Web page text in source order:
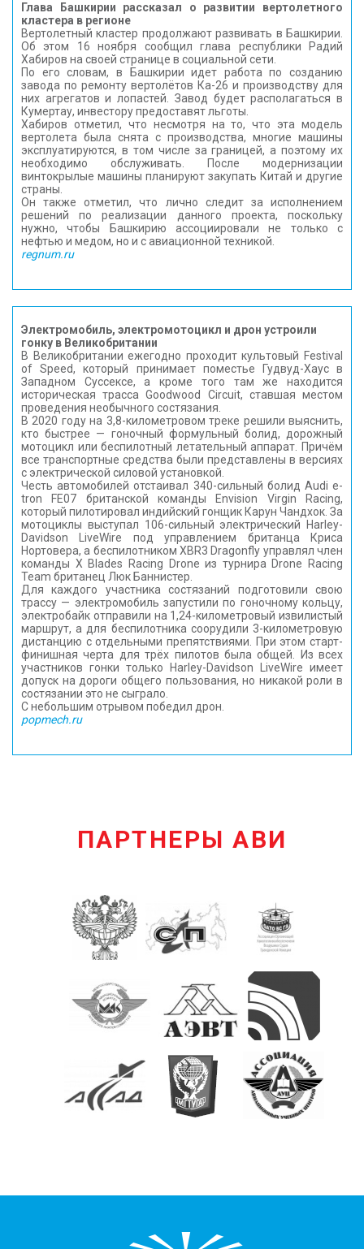
Глава Башкирии рассказал о развитии вертолетного
кластера в регионе
Вертолетный кластер продолжают развивать в Башкирии.
Об этом 16 ноября сообщил глава республики Радий
Хабиров на своей странице в социальной сети.
По его словам, в Башкирии идет работа по созданию
завода по ремонту вертолётов Ка-26 и производству для
них агрегатов и лопастей. Завод будет располагаться в
Кумертау, инвестору предоставят льготы.
Хабиров отметил, что несмотря на то, что эта модель
вертолета была снята с производства, многие машины
эксплуатируются, в том числе за границей, а поэтому их
необходимо обслуживать. После модернизации
винтокрылые машины планируют закупать Китай и другие
страны.
Он также отметил, что лично следит за исполнением
решений по реализации данного проекта, поскольку
нужно, чтобы Башкирию ассоциировали не только с
нефтью и медом, но и с авиационной техникой.
regnum.ru
Электромобиль, электромотоцикл и дрон устроили
гонку в Великобритании
В Великобритании ежегодно проходит культовый Festival
of Speed, который принимает поместье Гудвуд-Хаус в
Западном Суссексе, а кроме того там же находится
историческая трасса Goodwood Circuit, ставшая местом
проведения необычного состязания.
В 2020 году на 3,8-километровом треке решили выяснить,
кто быстрее — гоночный формульный болид, дорожный
мотоцикл или беспилотный летательный аппарат. Причём
все транспортные средства были представлены в версиях
с электрической силовой установкой.
Честь автомобилей отстаивал 340-сильный болид Audi e-
tron FE07 британской команды Envision Virgin Racing,
который пилотировал индийский гонщик Карун Чандхок. За
мотоциклы выступал 106-сильный электрический Harley-
Davidson LiveWire под управлением британца Криса
Нортовера, а беспилотником XBR3 Dragonfly управлял член
команды X Blades Racing Drone из турнира Drone Racing
Team британец Люк Баннистер.
Для каждого участника состязаний подготовили свою
трассу — электромобиль запустили по гоночному кольцу,
электробайк отправили на 1,24-километровый извилистый
маршрут, а для беспилотника соорудили 3-километровую
дистанцию с отдельными препятствиями. При этом старт-
финишная черта для трёх пилотов была общей. Из всех
участников гонки только Harley-Davidson LiveWire имеет
допуск на дороги общего пользования, но никакой роли в
состязании это не сыграло.
С небольшим отрывом победил дрон.
popmech.ru
ПАРТНЕРЫ АВИ